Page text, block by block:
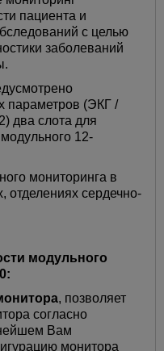
пациента и
с целью
заболеваний
параметров (ЭКГ /
два слота для
12-
мониторинга в
отделениях сердечно-
модульного
, позволяет
согласно
Вам
монитора